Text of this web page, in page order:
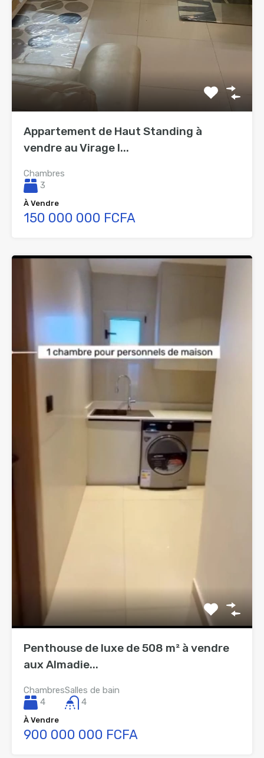
Appartement de Haut Standing à
vendre au Virage I...
Chambres
3
À Vendre
150 000 000 FCFA
Penthouse de luxe de 508 m² à vendre
aux Almadie...
Chambres
4
Salles de bain
4
À Vendre
900 000 000 FCFA